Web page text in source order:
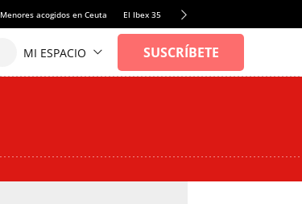
Menores acogidos en Ceuta El Ibex 35 Llamadas de alerta Sánchez